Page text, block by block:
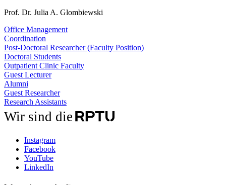
Prof. Dr. Julia A. Glombiewski
Office Management
Coordination
Post-Doctoral Researcher (Faculty Position)
Doctoral Students
Outpatient Clinic Faculty
Guest Lecturer
Alumni
Guest Researcher
Research Assistants
Wir sind die
Instagram
Facebook
YouTube
LinkedIn